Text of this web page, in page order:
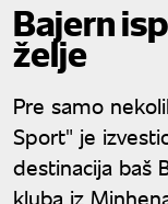
Bajern
želje
Pre samo
Sport" je
destinacija baš
kluba iz